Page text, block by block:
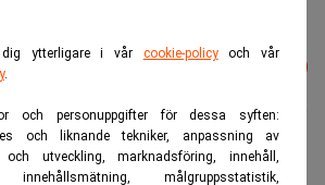
ytterligare i vår cookie-policyoch vår
.
och personuppgifter för dessa syften:
och liknande tekniker, anpassning av
utveckling, marknadsföring, innehåll,
målgruppsstatistik,
- vårt nyhetsbrev
Prenumerera